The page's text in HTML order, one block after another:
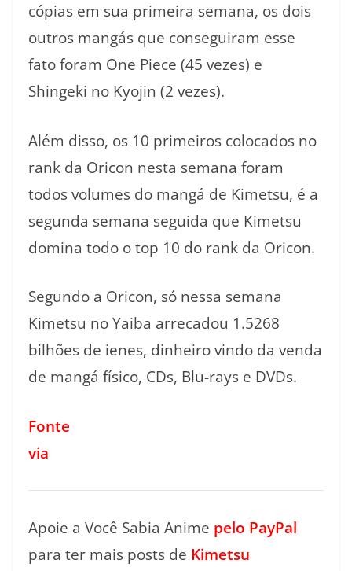
cópias em sua primeira semana, os dois
outros mangás que conseguiram esse
fato foram One Piece (45 vezes) e
Shingeki no Kyojin (2 vezes).
Além disso, os 10 primeiros colocados no
rank da Oricon nesta semana foram
todos volumes do mangá de Kimetsu, é a
segunda semana seguida que Kimetsu
domina todo o top 10 do rank da Oricon.
Segundo a Oricon, só nessa semana
Kimetsu no Yaiba arrecadou 1.5268
bilhões de ienes, dinheiro vindo da venda
de mangá físico, CDs, Blu-rays e DVDs.
Fonte
via
Apoie a Você Sabia Anime pelo PayPal
para ter mais posts de Kimetsu